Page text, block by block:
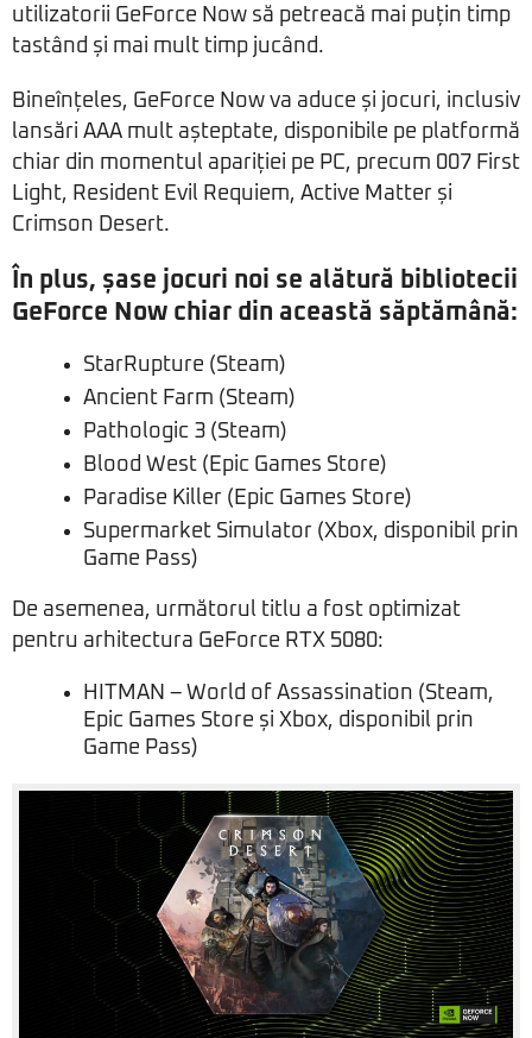
utilizatorii GeForce Now să petreacă mai puțin timp
tastând și mai mult timp jucând.
Bineînțeles, GeForce Now va aduce și jocuri, inclusiv
lansări AAA mult așteptate, disponibile pe platformă
chiar din momentul apariției pe PC, precum 007 First
Light, Resident Evil Requiem, Active Matter și
Crimson Desert.
În plus, șase jocuri noi se alătură bibliotecii
GeForce Now chiar din această săptămână:
StarRupture (Steam)
Ancient Farm (Steam)
Pathologic 3 (Steam)
Blood West (Epic Games Store)
Paradise Killer (Epic Games Store)
Supermarket Simulator (Xbox, disponibil prin
Game Pass)
De asemenea, următorul titlu a fost optimizat
pentru arhitectura GeForce RTX 5080:
HITMAN – World of Assassination (Steam,
Epic Games Store și Xbox, disponibil prin
Game Pass)